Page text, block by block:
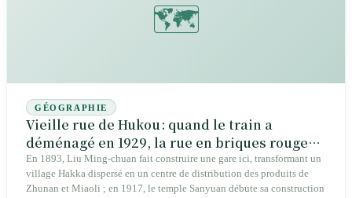
🗺️
GÉOGRAPHIE
Vieille rue de Hukou : quand le train a
déménagé en 1929, la rue en briques rouges
est restée en place pendant un siècle
En 1893, Liu Ming-chuan fait construire une gare ici, transformant un
village Hakka dispersé en un centre de distribution des produits de
Zhunan et Miaoli ; en 1917, le temple Sanyuan débute sa construction